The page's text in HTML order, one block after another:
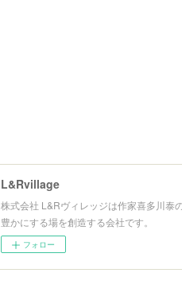
L&Rvillage
株式会社 L&Rヴィレッジは作家喜多川泰
豊かにする場を創造する会社です。
フォロー